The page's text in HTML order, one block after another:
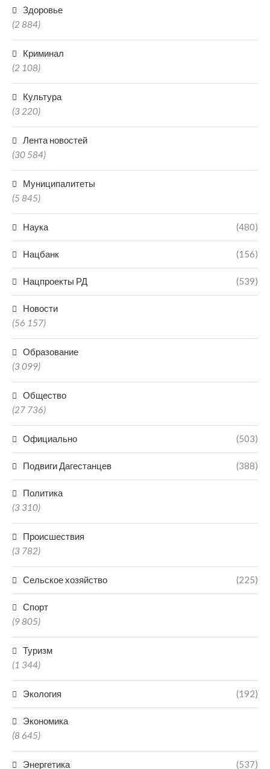
Здоровье
(2 884)
Криминал
(2 108)
Культура
(3 220)
Лента новостей
(30 584)
Муниципалитеты
(5 845)
Наука (480)
Нацбанк (156)
Нацпроекты РД (539)
Новости
(56 157)
Образование
(3 099)
Общество
(27 736)
Официально (503)
Подвиги Дагестанцев (388)
Политика
(3 310)
Происшествия
(3 782)
Сельское хозяйство (225)
Спорт
(9 805)
Туризм
(1 344)
Экология (192)
Экономика
(8 645)
Энергетика (537)